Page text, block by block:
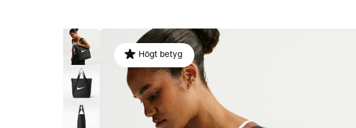
Högt betyg